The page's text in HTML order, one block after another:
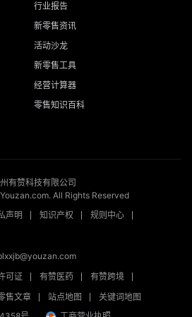
行业报告
新零售资讯
活动沙龙
新零售工具
经营计算器
零售知识百科
有赞科技有限公司
All Rights Reserved
声明 知识产权
规则中心
可证 有赞医药
有赞跨境
售文章 站点地图
关键词地图